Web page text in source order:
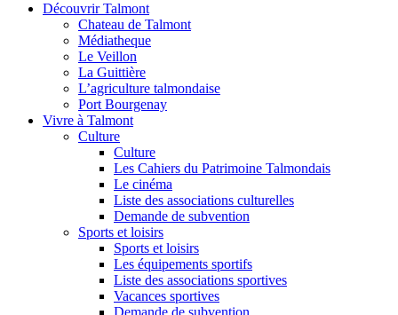
Découvrir Talmont
Chateau de Talmont
Médiatheque
Le Veillon
La Guittière
L’agriculture talmondaise
Port Bourgenay
Vivre à Talmont
Culture
Culture
Les Cahiers du Patrimoine Talmondais
Le cinéma
Liste des associations culturelles
Demande de subvention
Sports et loisirs
Sports et loisirs
Les équipements sportifs
Liste des associations sportives
Vacances sportives
Demande de subvention